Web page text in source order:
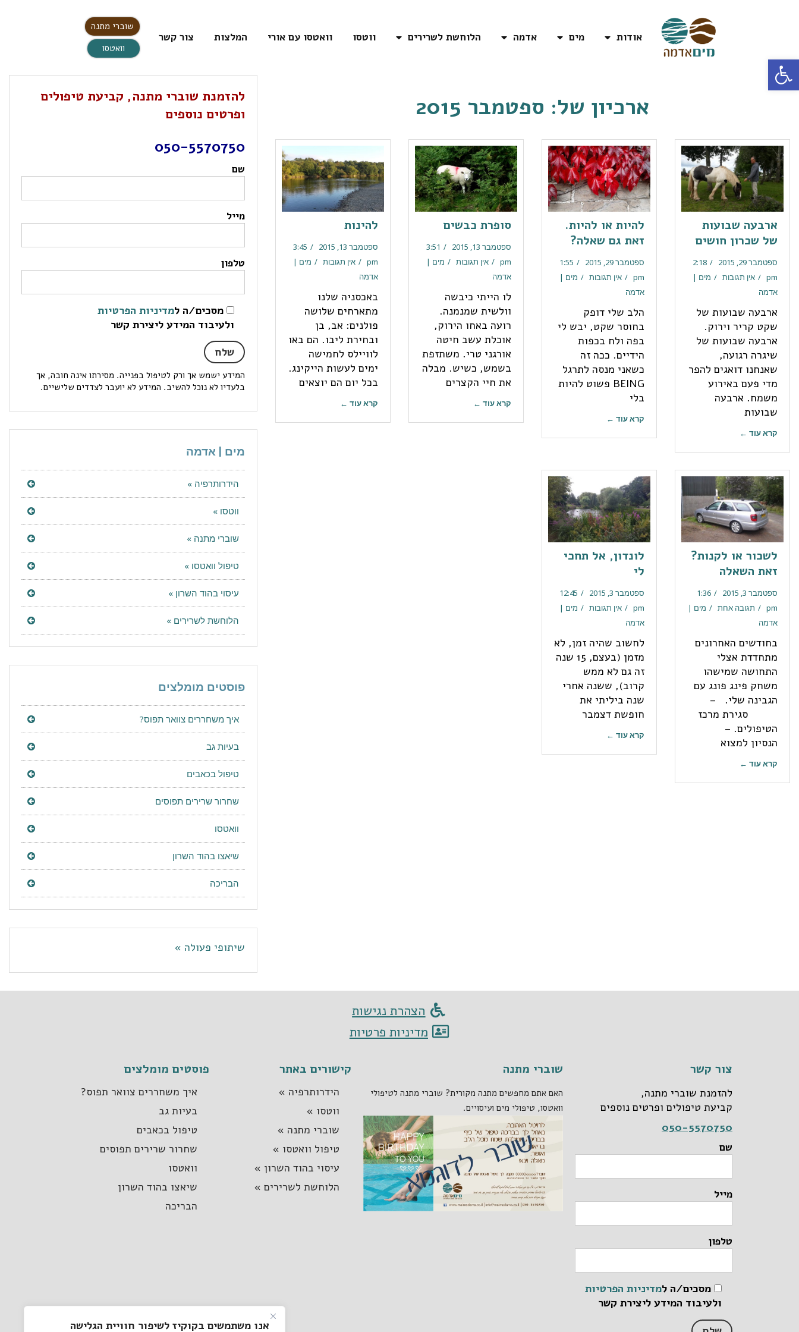
פתח סרגל נגישות
אנו משתמשים בקוקיז לשיפור חוויית הגלישה
אודות מים אדמה הלוחשת לשרירים ווטסו וואטסו עם אורי המלצות צור קשר
שוברי מתנה
וואטסו
ארכיון של: ספטמבר 2015
ארבעה שבועות
של שכרון חושים
ספטמבר 29, 2015
2:18
pm
אין תגובות
מים |
אדמה
ארבעה שבועות של
שקט קריר וירוק.
ארבעה שבועות של
שיגרה רגועה,
שאנחנו דואגים להפר
מדי פעם באירוע
משמח. ארבעה
שבועות
קרא עוד ←
להיות או להיות.
זאת גם שאלה?
ספטמבר 29, 2015
1:55
pm
אין תגובות
מים |
אדמה
הלב שלי דופק
בחוסר שקט, יבש לי
בפה ולח בכפות
הידיים. ככה זה
כשאני מנסה לתרגל
BEING פשוט להיות
בלי
קרא עוד ←
סופרת כבשים
ספטמבר 13, 2015
3:51
pm
אין תגובות
מים |
אדמה
לו הייתי כיבשה
וולשית שמנמנה.
רועה באחו הירוק,
אוכלת עשב חיטה
אורגני טרי. משתזפת
בשמש, כשיש. מבלה
את חיי הקצרים
קרא עוד ←
להינות
ספטמבר 13, 2015
3:45
pm
אין תגובות
מים |
אדמה
באכסניה שלנו
מתארחים שלושה
פולנים: אב, בן
ובחירת ליבו. הם באו
לוויילס לחמישה
ימים לעשות הייקינג.
בכל יום הם יוצאים
קרא עוד ←
לשכור או לקנות?
זאת השאלה
ספטמבר 3, 2015
1:36
pm
תגובה אחת
מים |
אדמה
בחודשים האחרונים
מתחדדת אצלי
התחושה שמישהו
משחק פינג פונג עם
הגבינה שלי. –
סגירת מרכז
הטיפולים. –
הנסיון למצוא
קרא עוד ←
לונדון, אל תחכי
לי
ספטמבר 3, 2015
12:45
pm
אין תגובות
מים |
אדמה
לחשוב שהיה זמן, לא
מזמן (בעצם, 15 שנה
זה גם לא ממש
קרוב), ששנה אחרי
שנה ביליתי את
חופשת דצמבר
קרא עוד ←
להזמנת שוברי מתנה, קביעת טיפולים
ופרטים נוספים
050-5570750
שם
מייל
טלפון
מסכים/ה למדיניות הפרטיות
ולעיבוד המידע ליצירת קשר
המידע ישמש אך ורק לטיפול בפנייה. מסירתו אינה חובה, אך
בלעדיו לא נוכל להשיב. המידע לא יועבר לצדדים שלישיים.
מים | אדמה
הידרותרפיה »
ווטסו »
שוברי מתנה »
טיפול וואטסו »
עיסוי בהוד השרון »
הלוחשת לשרירים »
פוסטים מומלצים
איך משחררים צוואר תפוס?
בעיות גב
טיפול בכאבים
שחרור שרירים תפוסים
וואטסו
שיאצו בהוד השרון
הבריכה
שיתופי פעולה »
הצהרת נגישות
מדיניות פרטיות
צור קשר
להזמנת שוברי מתנה,
קביעת טיפולים ופרטים נוספים
050-5570750
שם
מייל
טלפון
מסכים/ה למדיניות הפרטיות
ולעיבוד המידע ליצירת קשר
שוברי מתנה
האם אתם מחפשים מתנה מקורית? שוברי מתנה לטיפולי
וואטסו, טיפולי מים ועיסויים.
קישורים באתר
הידרותרפיה »
ווטסו »
שוברי מתנה »
טיפול וואטסו »
עיסוי בהוד השרון »
הלוחשת לשרירים »
פוסטים מומלצים
איך משחררים צוואר תפוס?
בעיות גב
טיפול בכאבים
שחרור שרירים תפוסים
וואטסו
שיאצו בהוד השרון
הבריכה